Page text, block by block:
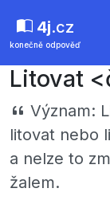
4j.cz
konečně odpověď
Litovat
Význam:
litovat nebo
a nelze to
žalem.